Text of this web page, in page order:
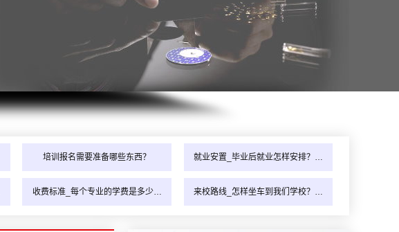
培训报名需要准备哪些东西？ 就业安置_毕业后就业怎样安排？…
收费标准_每个专业的学费是多少… 来校路线_怎样坐车到我们学校？…